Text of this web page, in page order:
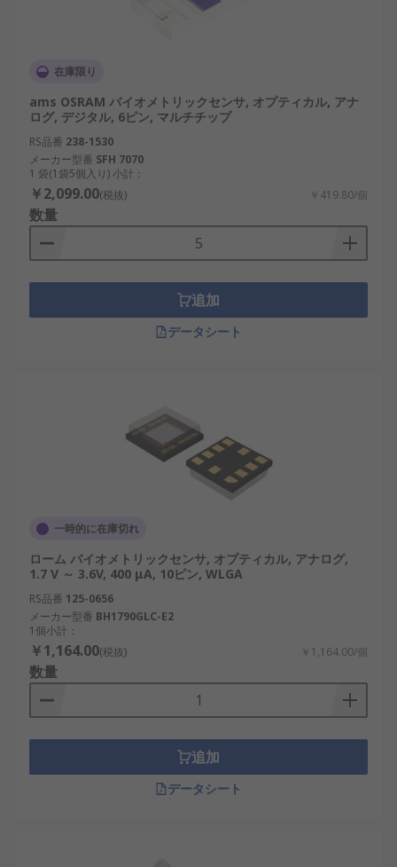
在庫限り
ams OSRAM バイオメトリックセンサ, オプティカル, アナ
ログ, デジタル, 6ピン, マルチチップ
RS品番 238-1530
メーカー型番 SFH 7070
1 袋(1袋5個入り) 小計：
￥2,099.00(税抜) ￥419.80/個
数量
追加
データシート
一時的に在庫切れ
ローム バイオメトリックセンサ, オプティカル, アナログ,
1.7 V ～ 3.6V, 400 μA, 10ピン, WLGA
RS品番 125-0656
メーカー型番 BH1790GLC-E2
1個小計：
￥1,164.00(税抜) ￥1,164.00/個
数量
追加
データシート